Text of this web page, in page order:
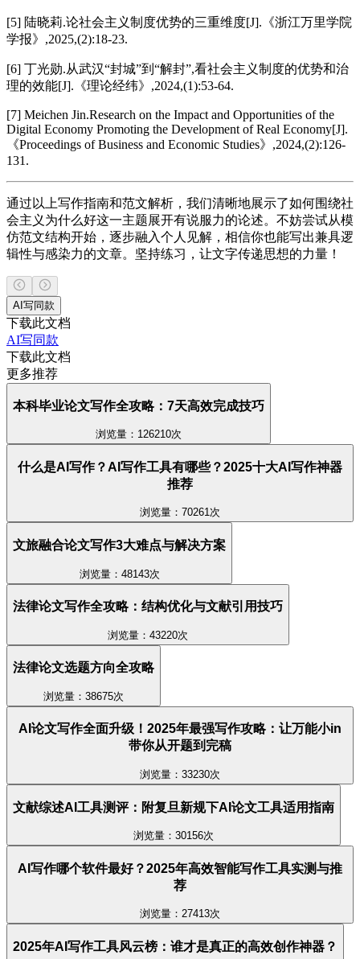
[5] 陆晓莉.论社会主义制度优势的三重维度[J].《浙江万里学院
学报》,2025,(2):18-23.
[6] 丁光勋.从武汉“封城”到“解封”,看社会主义制度的优势和治
理的效能[J].《理论经纬》,2024,(1):53-64.
[7] Meichen Jin.Research on the Impact and Opportunities of the
Digital Economy Promoting the Development of Real Economy[J].
《Proceedings of Business and Economic Studies》,2024,(2):126-
131.
通过以上写作指南和范文解析，我们清晰地展示了如何围绕社
会主义为什么好这一主题展开有说服力的论述。不妨尝试从模
仿范文结构开始，逐步融入个人见解，相信你也能写出兼具逻
辑性与感染力的文章。坚持练习，让文字传递思想的力量！
AI写同款
下载此文档
AI写同款
下载此文档
更多推荐
本科毕业论文写作全攻略：7天高效完成技巧
浏览量：126210次
什么是AI写作？AI写作工具有哪些？2025十大AI写作神器
推荐
浏览量：70261次
文旅融合论文写作3大难点与解决方案
浏览量：48143次
法律论文写作全攻略：结构优化与文献引用技巧
浏览量：43220次
法律论文选题方向全攻略
浏览量：38675次
AI论文写作全面升级！2025年最强写作攻略：让万能小in
带你从开题到完稿
浏览量：33230次
文献综述AI工具测评：附复旦新规下AI论文工具适用指南
浏览量：30156次
AI写作哪个软件最好？2025年高效智能写作工具实测与推
荐
浏览量：27413次
2025年AI写作工具风云榜：谁才是真正的高效创作神器？